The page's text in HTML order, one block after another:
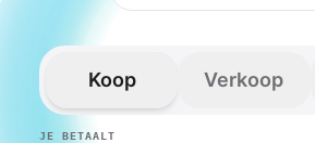
Koop Verkoop
JE BETAALT